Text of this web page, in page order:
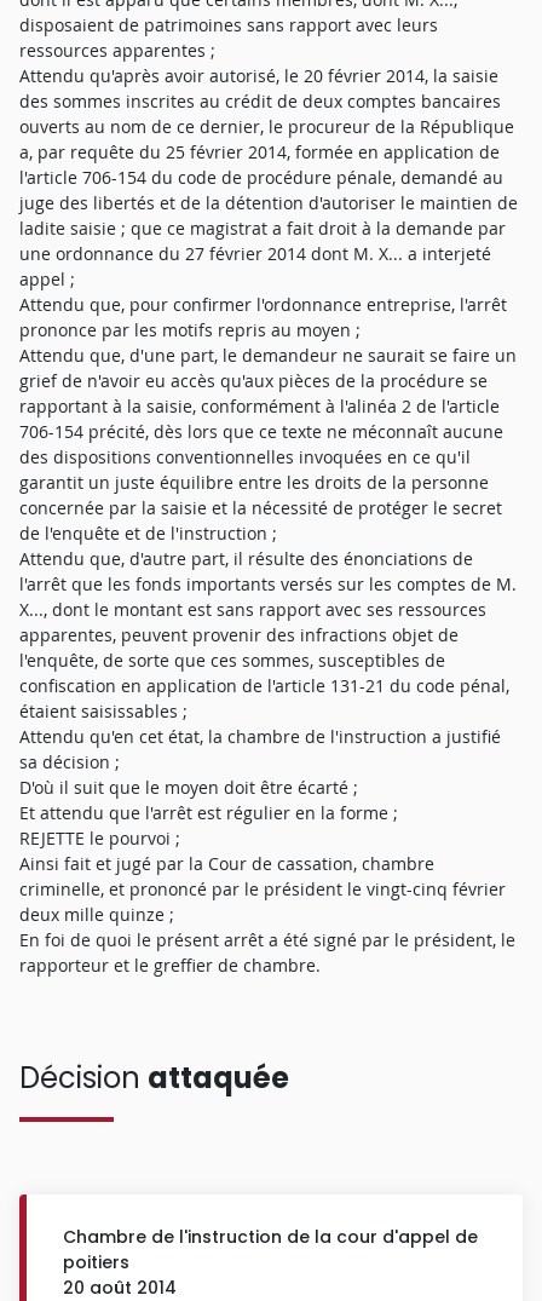
disposaient de patrimoines sans rapport avec leurs
ressources apparentes ;
Attendu qu'après avoir autorisé, le 20 février 2014, la saisie
des sommes inscrites au crédit de deux comptes bancaires
ouverts au nom de ce dernier, le procureur de la République
a, par requête du 25 février 2014, formée en application de
l'article 706-154 du code de procédure pénale, demandé au
juge des libertés et de la détention d'autoriser le maintien de
ladite saisie ; que ce magistrat a fait droit à la demande par
une ordonnance du 27 février 2014 dont M. X... a interjeté
appel ;
Attendu que, pour confirmer l'ordonnance entreprise, l'arrêt
prononce par les motifs repris au moyen ;
Attendu que, d'une part, le demandeur ne saurait se faire un
grief de n'avoir eu accès qu'aux pièces de la procédure se
rapportant à la saisie, conformément à l'alinéa 2 de l'article
706-154 précité, dès lors que ce texte ne méconnaît aucune
des dispositions conventionnelles invoquées en ce qu'il
garantit un juste équilibre entre les droits de la personne
concernée par la saisie et la nécessité de protéger le secret
de l'enquête et de l'instruction ;
Attendu que, d'autre part, il résulte des énonciations de
l'arrêt que les fonds importants versés sur les comptes de M.
X..., dont le montant est sans rapport avec ses ressources
apparentes, peuvent provenir des infractions objet de
l'enquête, de sorte que ces sommes, susceptibles de
confiscation en application de l'article 131-21 du code pénal,
étaient saisissables ;
Attendu qu'en cet état, la chambre de l'instruction a justifié
sa décision ;
D'où il suit que le moyen doit être écarté ;
Et attendu que l'arrêt est régulier en la forme ;
REJETTE le pourvoi ;
Ainsi fait et jugé par la Cour de cassation, chambre
criminelle, et prononcé par le président le vingt-cinq février
deux mille quinze ;
En foi de quoi le présent arrêt a été signé par le président, le
rapporteur et le greffier de chambre.
Décision attaquée
Chambre de l'instruction de la cour d'appel de
poitiers
20 août 2014